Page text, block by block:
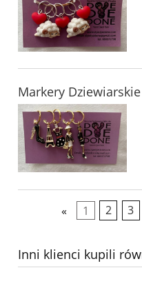
Markery
« 1 2 3
Inni klienci kupili